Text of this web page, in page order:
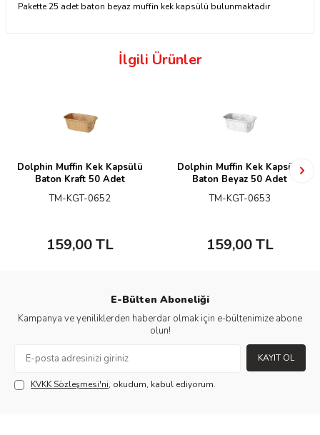
Pakette 25 adet baton beyaz muffin kek kapsülü bulunmaktadır
İlgili Ürünler
Dolphin Muffin Kek Kapsülü
Baton Kraft 50 Adet
TM-KGT-0652
159,00TL
Dolphin Muffin Kek Kapsülü
Baton Beyaz 50 Adet
TM-KGT-0653
159,00TL
E-Bülten Aboneliği
Kampanya ve yeniliklerden haberdar olmak için e-bültenimize abone
olun!
KAYIT OL
KVKK Sözleşmesi'ni, okudum, kabul ediyorum.